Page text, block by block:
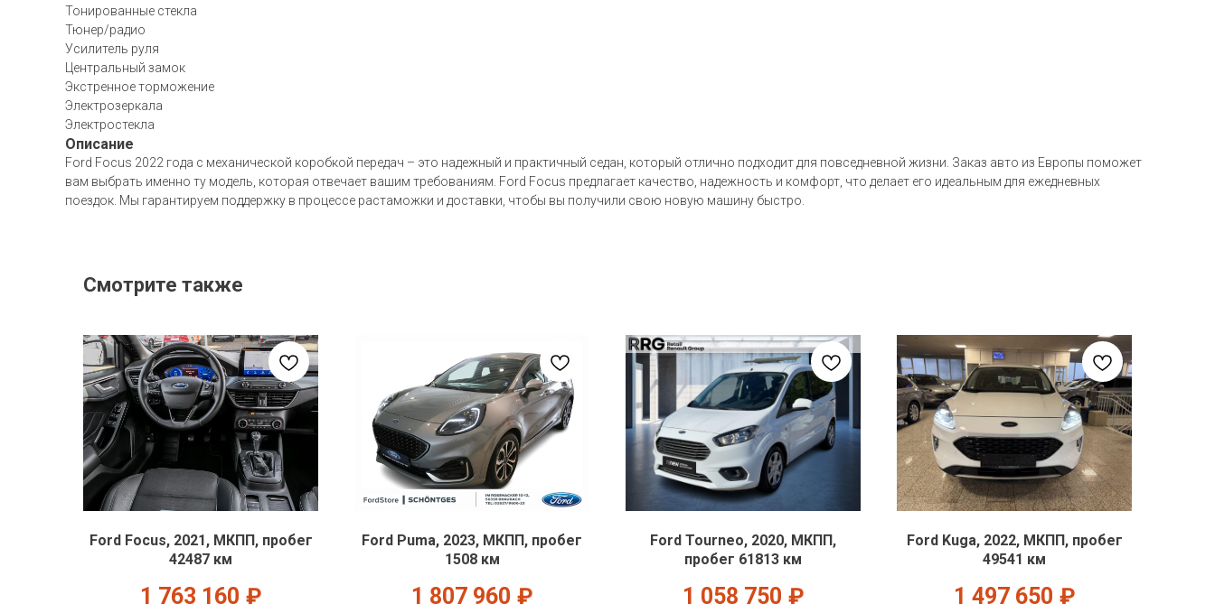
Тонированные стекла
Тюнер/радио
Усилитель руля
Центральный замок
Экстренное торможение
Электрозеркала
Электростекла
Описание
Ford Focus 2022 года с механической коробкой передач – это надежный и практичный седан, который отлично подходит для повседневной жизни. Заказ авто из Европы поможет
вам выбрать именно ту модель, которая отвечает вашим требованиям. Ford Focus предлагает качество, надежность и комфорт, что делает его идеальным для ежедневных
поездок. Мы гарантируем поддержку в процессе растаможки и доставки, чтобы вы получили свою новую машину быстро.
Смотрите также
Ford Focus, 2021, МКПП, пробег
42487 км
1 763 160 ₽
Ford Puma, 2023, МКПП, пробег
1508 км
1 807 960 ₽
Ford Tourneo, 2020, МКПП,
пробег 61813 км
1 058 750 ₽
Ford Kuga, 2022, МКПП, пробег
49541 км
1 497 650 ₽